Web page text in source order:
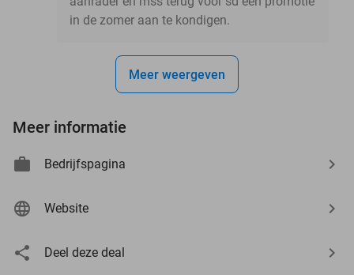
in de zomer aan te kondigen.
Meer weergeven
Meer informatie
Bedrijfspagina
Website
Deel deze deal